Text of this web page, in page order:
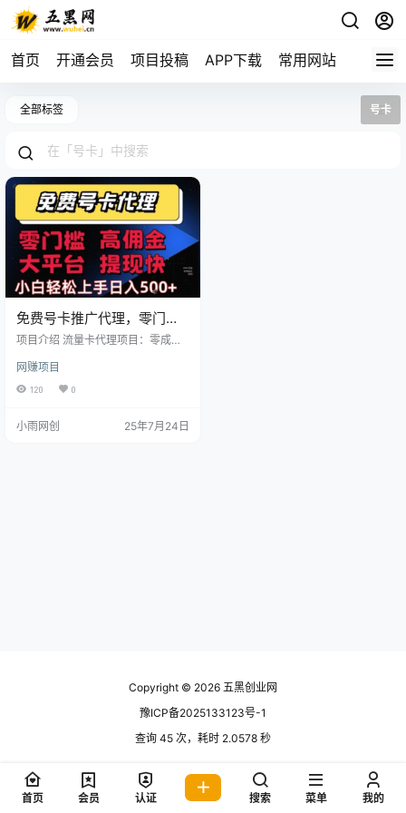
首页 开通会员 项目投稿 APP下载 常用网站
全部标签 号卡
免费号卡推广代理，零门
槛，高佣金，大平台，提现
+【揭秘】
项目介绍 流量卡代理项目：零成本
本项目聚焦于推广正规运营商(移
动、联通、电信、广电)的手机流量
可获得丰厚佣金(单卡收益普遍在80
网赚项目
120 0
小雨网创 25年7月24日
Copyright © 2026 五黑创业网
豫ICP备2025133123号-1
查询 45 次，耗时 2.0578 秒
首页 会员 认证 搜索 菜单 我的